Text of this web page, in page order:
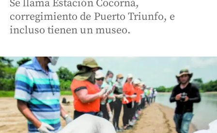
Se llama Estación Cocorná,
corregimiento de Puerto Triunfo, e
incluso tienen un museo.